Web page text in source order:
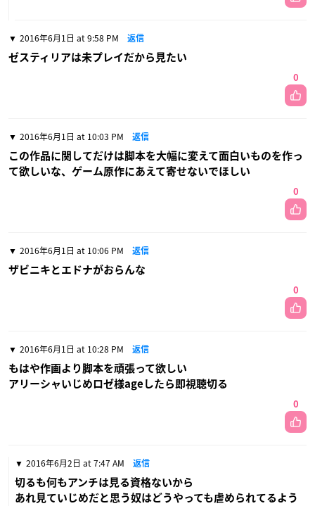
2016年6月1日 at 9:58 PM 返信
ゼスティリアは未プレイだから見たい
0
2016年6月1日 at 10:03 PM 返信
この作品に関してだけは脚本を大幅に変えて面白いものを作っ
て欲しいな、ゲーム原作にあえて寄せないでほしい
0
2016年6月1日 at 10:06 PM 返信
ザビニキとエドナがおらんな
0
2016年6月1日 at 10:28 PM 返信
もはや作画より脚本を頑張って欲しい
アリーシャいじめロゼ様ageしたら即視聴切る
0
2016年6月2日 at 7:47 AM 返信
切るも何もアンチは見る資格ないから
あれ見ていじめだと思う奴はどうやっても虐められてるよう